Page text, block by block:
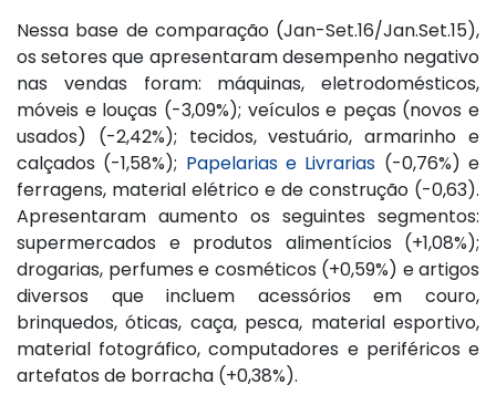
Nessa base de comparação (Jan-Set.16/Jan.Set.15),
os setores que apresentaram desempenho negativo
nas vendas foram: máquinas, eletrodomésticos,
móveis e louças (-3,09%); veículos e peças (novos e
usados) (-2,42%); tecidos, vestuário, armarinho e
calçados (-1,58%); Papelarias e Livrarias (-0,76%) e
ferragens, material elétrico e de construção (-0,63).
Apresentaram aumento os seguintes segmentos:
supermercados e produtos alimentícios (+1,08%);
drogarias, perfumes e cosméticos (+0,59%) e artigos
diversos que incluem acessórios em couro,
brinquedos, óticas, caça, pesca, material esportivo,
material fotográfico, computadores e periféricos e
artefatos de borracha (+0,38%).